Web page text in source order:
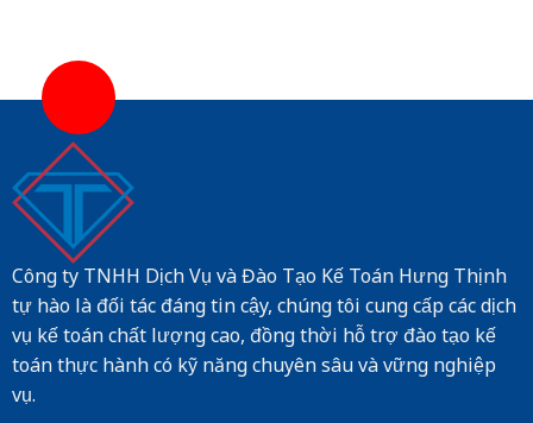
Công ty TNHH Dịch Vụ và Đào Tạo Kế Toán Hưng Thịnh
tự hào là đối tác đáng tin cậy, chúng tôi cung cấp các dịch
vụ kế toán chất lượng cao, đồng thời hỗ trợ đào tạo kế
toán thực hành có kỹ năng chuyên sâu và vững nghiệp
vụ.